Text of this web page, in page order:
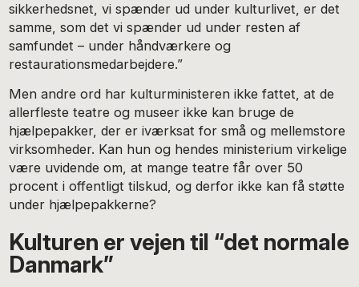
sikkerhedsnet, vi spænder ud under kulturlivet, er det
samme, som det vi spænder ud under resten af
samfundet – under håndværkere og
restaurationsmedarbejdere.”
Men andre ord har kulturministeren ikke fattet, at de
allerfleste teatre og museer ikke kan bruge de
hjælpepakker, der er iværksat for små og mellemstore
virksomheder. Kan hun og hendes ministerium virkelige
være uvidende om, at mange teatre får over 50
procent i offentligt tilskud, og derfor ikke kan få støtte
under hjælpepakkerne?
Kulturen er vejen til “det normale
Danmark”